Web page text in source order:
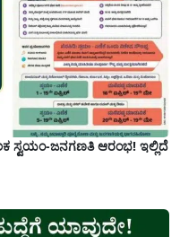
ಸ್ವಯಂ-ಜನಗಣತಿ ಆರಂಭ! ಇಲ್ಲಿದೆ